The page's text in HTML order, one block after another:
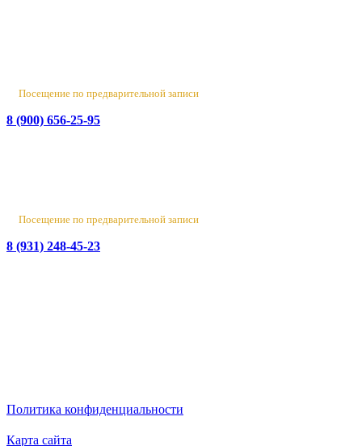
Посещение по предварительной записи
8 (900) 656-25-95
Посещение по предварительной записи
8 (931) 248-45-23
Политика конфиденциальности
Карта сайта